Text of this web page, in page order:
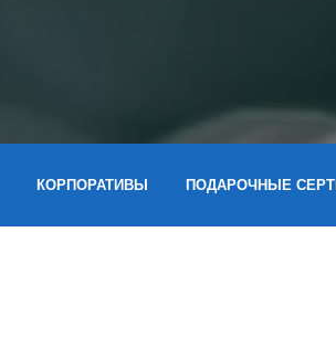
КОРПОРАТИВЫ ПОДАРОЧНЫЕ